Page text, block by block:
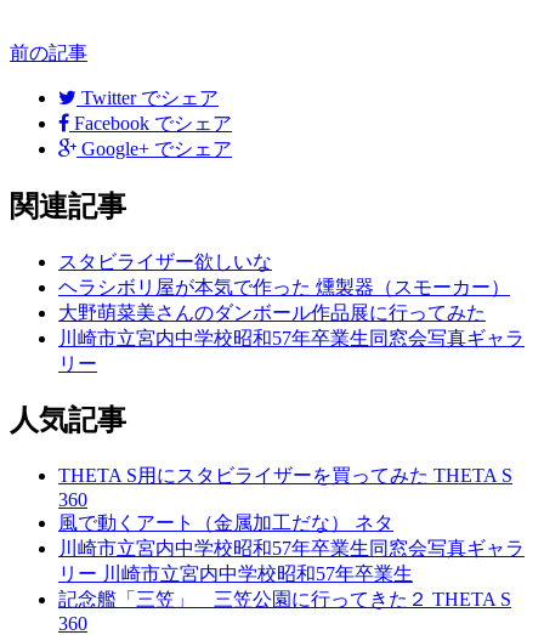
前
事
ク
前の記事
Twitterでシェア
Facebook でシェア
Google+ でシェア
関連記事
スタビライザー欲しいな
ヘラシボリ屋が本気で作った 燻製器（スモーカー）
大野萌菜美さんのダンボール作品展に行ってみた
川崎市立宮内中学校昭和57年卒業生同窓会写真ギャラ
リー
人気記事
THETA S用にスタビライザーを買ってみた THETA S
360
風で動くアート（金属加工だな） ネタ
川崎市立宮内中学校昭和57年卒業生同窓会写真ギャラ
リー 川崎市立宮内中学校昭和57年卒業生
記念艦「三笠」 三笠公園に行ってきた２ THETA S
360